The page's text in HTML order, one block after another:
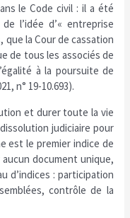
le Code civil : il a été
l’idée d’« entreprise
, que la Cour de cassation
de tous les associés de
à la poursuite de
n° 19-10.693).
et durer toute la vie
judiciaire pour
est le premier indice de
document unique,
d’indices : participation
contrôle de la